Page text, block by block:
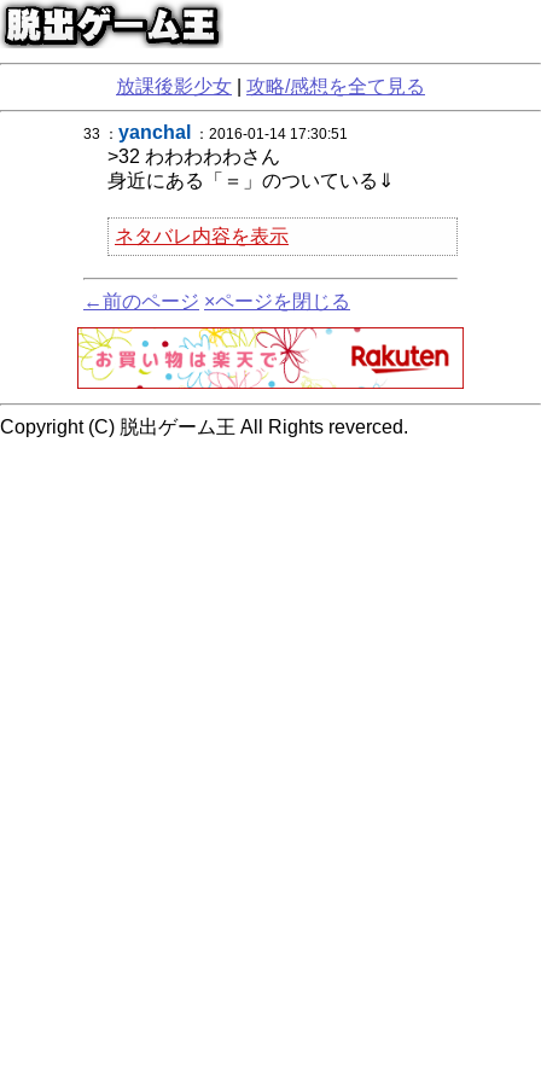
放課後影少女 攻略/感想を全て見る
33 ： yanchal ：2016-01-14 17:30:51
>32 わわわわわさん
身近にある「＝」のついている⇓
ネタバレ内容を表示
←前のページ ×ページを閉じる
Copyright (C) 脱出ゲーム王 All Rights reverced.